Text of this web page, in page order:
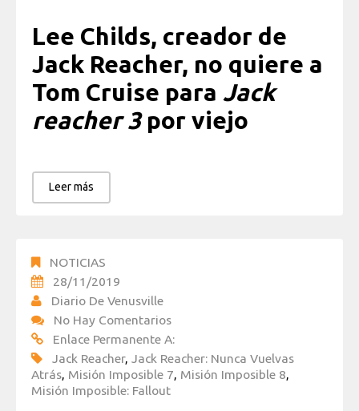
Lee Childs, creador de
Jack Reacher, no quiere a
Tom Cruise para Jack
reacher 3por viejo
Leer más
NOTICIAS
28/11/2019
Diario De Venusville
No Hay Comentarios
Enlace Permanente A:
Jack Reacher, Jack Reacher: Nunca Vuelvas
Atrás, Misión Imposible 7, Misión Imposible 8,
Misión Imposible: Fallout